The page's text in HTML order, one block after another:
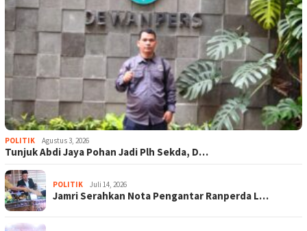
POLITIK Agustus 3, 2026
Tunjuk Abdi Jaya Pohan Jadi Plh Sekda, D…
POLITIK Juli 14, 2026
Jamri Serahkan Nota Pengantar Ranperda L…